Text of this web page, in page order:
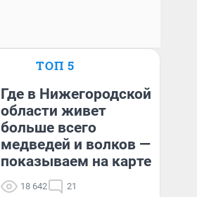
ТОП 5
Где в Нижегородской
области живет
больше всего
медведей и волков —
показываем на карте
18 642 21